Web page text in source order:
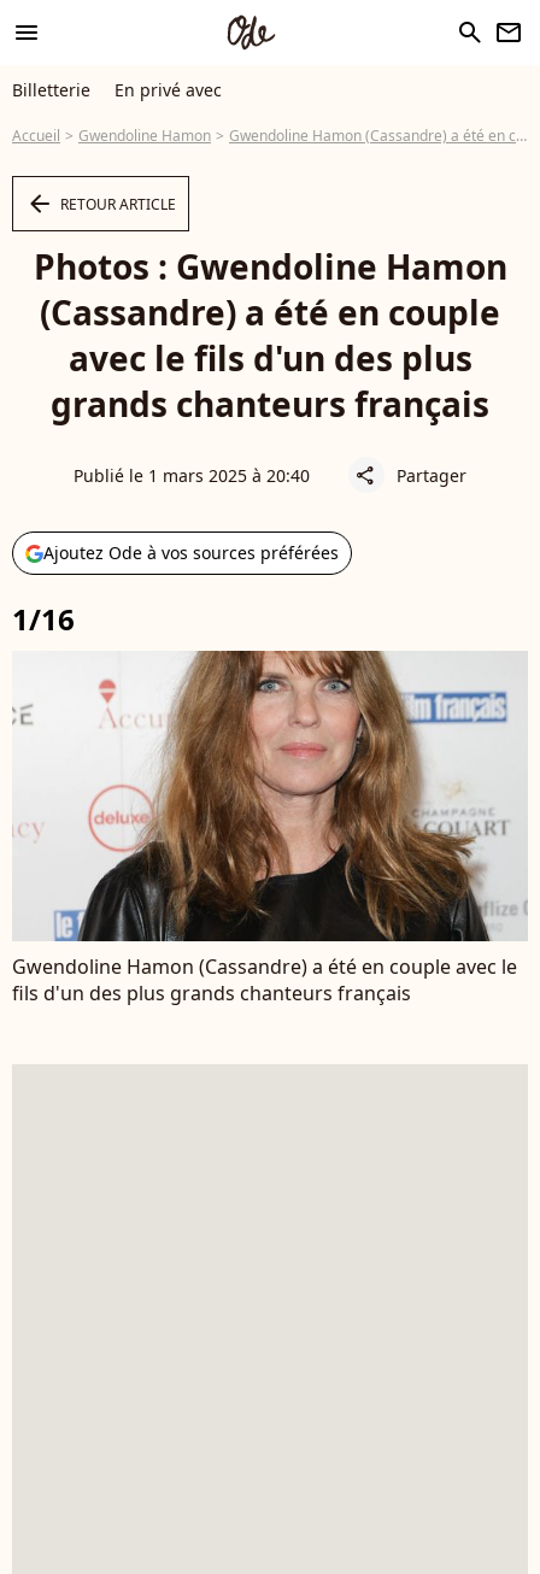
menu search newsletter
Billetterie En privé avec
Accueil Gwendoline Hamon Gwendoline Hamon (Cassandre) a été en couple avec le fils d'un des plus grands chanteurs français
arrow_left RETOUR ARTICLE
Photos : Gwendoline Hamon
(Cassandre) a été en couple
avec le fils d'un des plus
grands chanteurs français
Publié le 1 mars 2025 à 20:40 share Partager
Ajoutez Ode à vos sources préférées
1/16
Gwendoline Hamon (Cassandre) a été en couple avec le
fils d'un des plus grands chanteurs français